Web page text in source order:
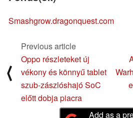
Smashgrow.dragonquest.com
⟨
Previous article
Oppo részleteket új
vékony és könnyű tablet
szub-zászlóshajó SoC
előtt dobja piacra
Add as a